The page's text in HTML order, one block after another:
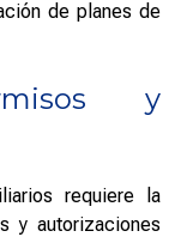
de planes de
y
requiere la
y autorizaciones